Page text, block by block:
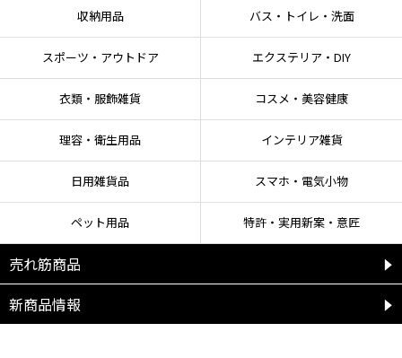
の危険があるので、ドライバーでネジを締めなおしてから使用する。
●本体の縁まで油や水などを満たした状態で使用しない。
●本体は落としたり、強い衝撃を与えない。
●調理後は調理物や油などを放置せず、中性洗剤でよく洗い乾燥させる（放置
すると塗膜などの劣化の原因となる）。
●揚げ物には使用しない。
すると本体が滑る場合がある。底面の水分を拭き取ってから使用する。
【ガスコンロ使用時の注意点】
●フライパンはコンロ中央にのせ温度センサーが確実に沈み込んだ状態で使用
バネによって不安定になることがあるため注意が必要です。
●調理の際はハンドル（取っ手）に手を添えて使用してください。
●五徳の形状により不安定になる場合は、五徳の爪（脚）とハンドルが同じ方
収納用品 バス・トイレ・洗面
スポーツ・アウトドア エクステリア・DIY
衣類・服飾雑貨 コスメ・美容健康
理容・衛生用品 インテリア雑貨
日用雑貨品 スマホ・電気小物
ペット用品 特許・実用新案・意匠
売れ筋商品
新商品情報